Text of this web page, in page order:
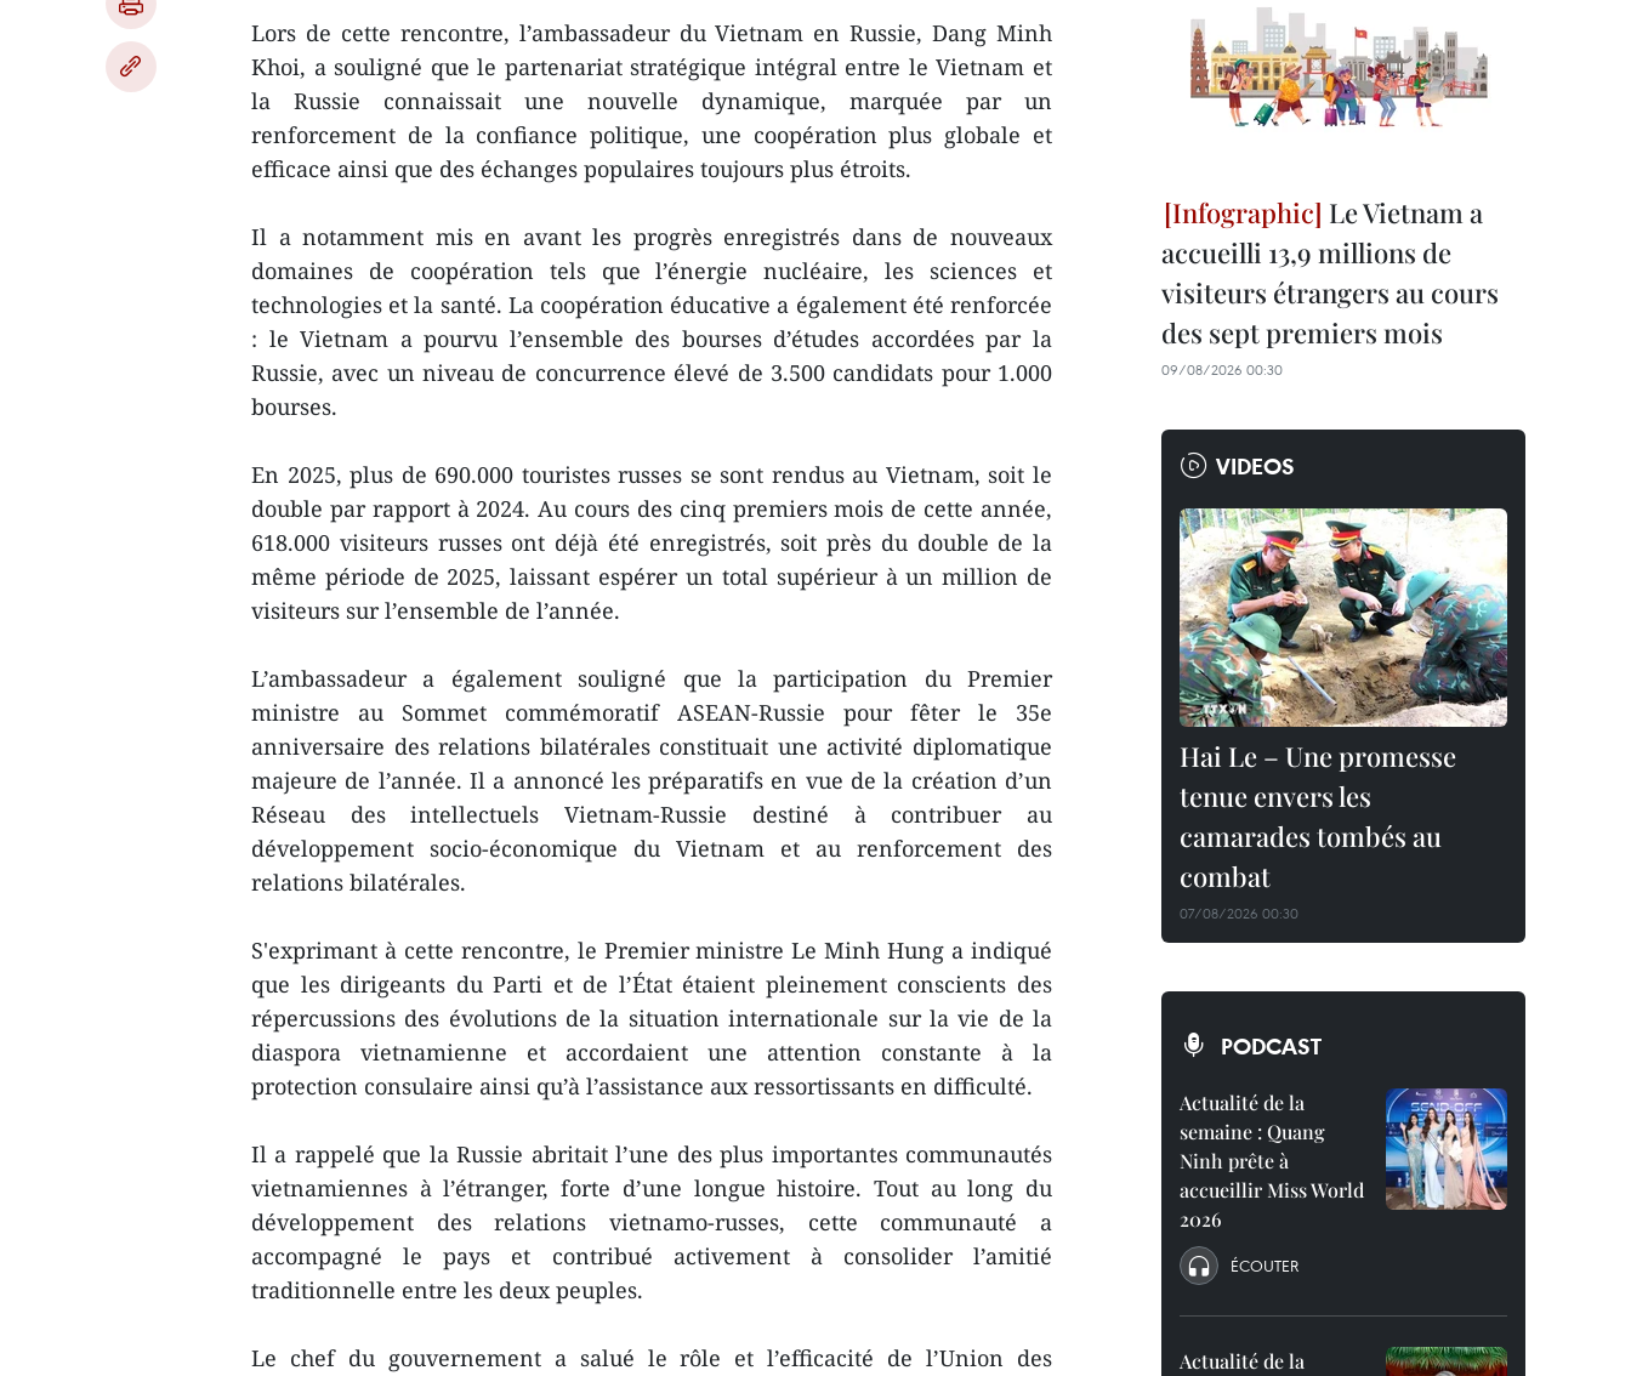
Lors de cette rencontre, l’ambassadeur du Vietnam en Russie, Dang Minh
Khoi, a souligné que le partenariat stratégique intégral entre le Vietnam et
la Russie connaissait une nouvelle dynamique, marquée par un
renforcement de la confiance politique, une coopération plus globale et
efficace ainsi que des échanges populaires toujours plus étroits.
Il a notamment mis en avant les progrès enregistrés dans de nouveaux
domaines de coopération tels que l’énergie nucléaire, les sciences et
technologies et la santé. La coopération éducative a également été renforcée
: le Vietnam a pourvu l’ensemble des bourses d’études accordées par la
Russie, avec un niveau de concurrence élevé de 3.500 candidats pour 1.000
bourses.
En 2025, plus de 690.000 touristes russes se sont rendus au Vietnam, soit le
double par rapport à 2024. Au cours des cinq premiers mois de cette année,
618.000 visiteurs russes ont déjà été enregistrés, soit près du double de la
même période de 2025, laissant espérer un total supérieur à un million de
visiteurs sur l’ensemble de l’année.
L’ambassadeur a également souligné que la participation du Premier
ministre au Sommet commémoratif ASEAN-Russie pour fêter le 35e
anniversaire des relations bilatérales constituait une activité diplomatique
majeure de l’année. Il a annoncé les préparatifs en vue de la création d’un
Réseau des intellectuels Vietnam-Russie destiné à contribuer au
développement socio-économique du Vietnam et au renforcement des
relations bilatérales.
S'exprimant à cette rencontre, le Premier ministre Le Minh Hung a indiqué
que les dirigeants du Parti et de l’État étaient pleinement conscients des
répercussions des évolutions de la situation internationale sur la vie de la
diaspora vietnamienne et accordaient une attention constante à la
protection consulaire ainsi qu’à l’assistance aux ressortissants en difficulté.
Il a rappelé que la Russie abritait l’une des plus importantes communautés
vietnamiennes à l’étranger, forte d’une longue histoire. Tout au long du
développement des relations vietnamo-russes, cette communauté a
accompagné le pays et contribué activement à consolider l’amitié
traditionnelle entre les deux peuples.
Le chef du gouvernement a salué le rôle et l’efficacité de l’Union des
Le Vietnam a
accueilli 13,9 millions de
visiteurs étrangers au cours
des sept premiers mois
09/08/2026 00:30
VIDEOS
Hai Le – Une promesse
tenue envers les
camarades tombés au
combat
07/08/2026 00:30
PODCAST
Actualité de la
semaine : Quang
Ninh prête à
accueillir Miss World
2026
ÉCOUTER
Actualité de la